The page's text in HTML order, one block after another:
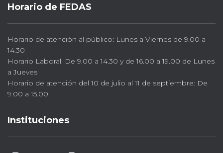
Horario de FEDAS
Horario de atención al público: Lunes a Viernes de 9.00 a
14.30
Horario Laboral: De 9.00 a 14.30 y de 16.00 a 19.00 de Lunes
a Jueves
Horario de atención del 10 de julio al 11 de septiembre: De
9.00 a 15.00
Instituciones